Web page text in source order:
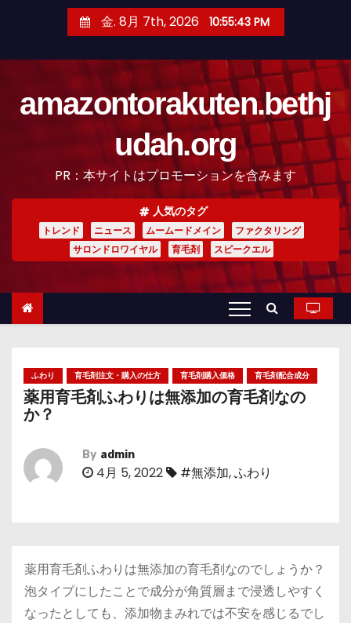
金. 8月 7th, 2026 10:55:44 PM
amazontorakuten.bethj
udah.org
PR：本サイトはプロモーションを含みます
人気のタグ
トレンド ニュース ムームードメイン
ファクタリング
サロンドロワイヤル
育毛剤 スピークエル
ふわり 育毛剤注文・購入の仕方 育毛剤購入価格 育毛剤配合成分
薬用育毛剤ふわりは無添加の育毛剤なの
か？
By admin
4月 5, 2022 #無添加,ふわり
薬用育毛剤ふわりは無添加の育毛剤なのでしょうか？
泡タイプにしたことで成分が角質層まで浸透しやすく
なったとしても、添加物まみれでは不安を感じるでし